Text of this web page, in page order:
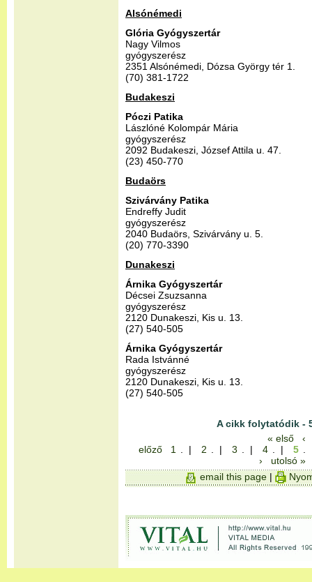
Alsónémedi
Glória Gyógyszertár
Nagy Vilmos
gyógyszerész
2351 Alsónémedi, Dózsa György tér 1.
(70) 381-1722
Budakeszi
Póczi Patika
Lászlóné Kolompár Mária
gyógyszerész
2092 Budakeszi, József Attila u. 47.
(23) 450-770
Budaörs
Szivárvány Patika
Endreffy Judit
gyógyszerész
2040 Budaörs, Szivárvány u. 5.
(20) 770-3390
Dunakeszi
Árnika Gyógyszertár
Décsei Zsuzsanna
gyógyszerész
2120 Dunakeszi, Kis u. 13.
(27) 540-505
Árnika Gyógyszertár
Rada Istvánné
gyógyszerész
2120 Dunakeszi, Kis u. 13.
(27) 540-505
A cikk folytatódik -
« első
‹
előző
1 . | 2 . | 3 . | 4 . | 5
›
utolsó »
email this page |